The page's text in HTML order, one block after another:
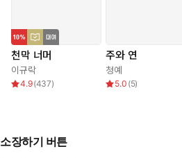
천막 너머
이규락
4.9(437)
주와 연
청예
5.0 (5)
소장하기 버튼